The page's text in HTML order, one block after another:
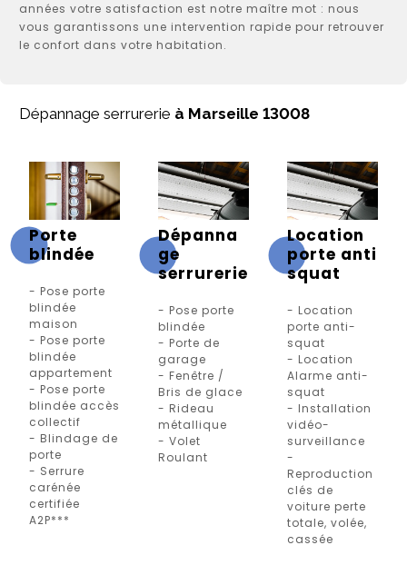
années votre satisfaction est notre maître mot : nous
vous garantissons une intervention rapide pour retrouver
le confort dans votre habitation.
Dépannage serrurerie à Marseille 13008
Porte
blindée
- Pose porte
blindée
maison
- Pose porte
blindée
appartement
- Pose porte
blindée accès
collectif
- Blindage de
porte
- Serrure
carénée
certifiée
A2P***
Dépanna
ge
serrurerie
- Pose porte
blindée
- Porte de
garage
- Fenêtre /
Bris de glace
- Rideau
métallique
- Volet
Roulant
Location
porte anti
squat
- Location
porte anti-
squat
- Location
Alarme anti-
squat
- Installation
vidéo-
surveillance
-
Reproduction
clés de
voiture perte
totale, volée,
cassée